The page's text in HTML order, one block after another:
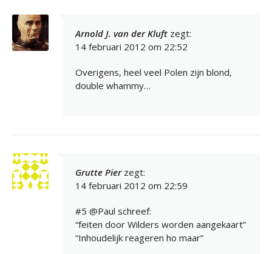
Arnold J. van der Kluft zegt:
14 februari 2012 om 22:52
Overigens, heel veel Polen zijn blond,
double whammy…
Grutte Pier zegt:
14 februari 2012 om 22:59
#5 @Paul schreef:
“feiten door Wilders worden aangekaart”
“Inhoudelijk reageren ho maar”